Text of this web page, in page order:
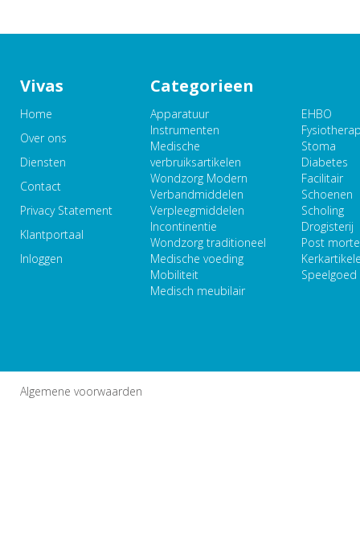
Vivas
Home
Over ons
Diensten
Contact
Privacy Statement
Klantportaal
Inloggen
Categorieen
Apparatuur
Instrumenten
Medische
verbruiksartikelen
Wondzorg Modern
Verbandmiddelen
Verpleegmiddelen
Incontinentie
Wondzorg traditioneel
Medische voeding
Mobiliteit
Medisch meubilair
EHBO
Stoma
Diabetes
Facilitair
Schoenen
Scholing
Drogisterij
Post
Speelgoed
Algemene voorwaarden